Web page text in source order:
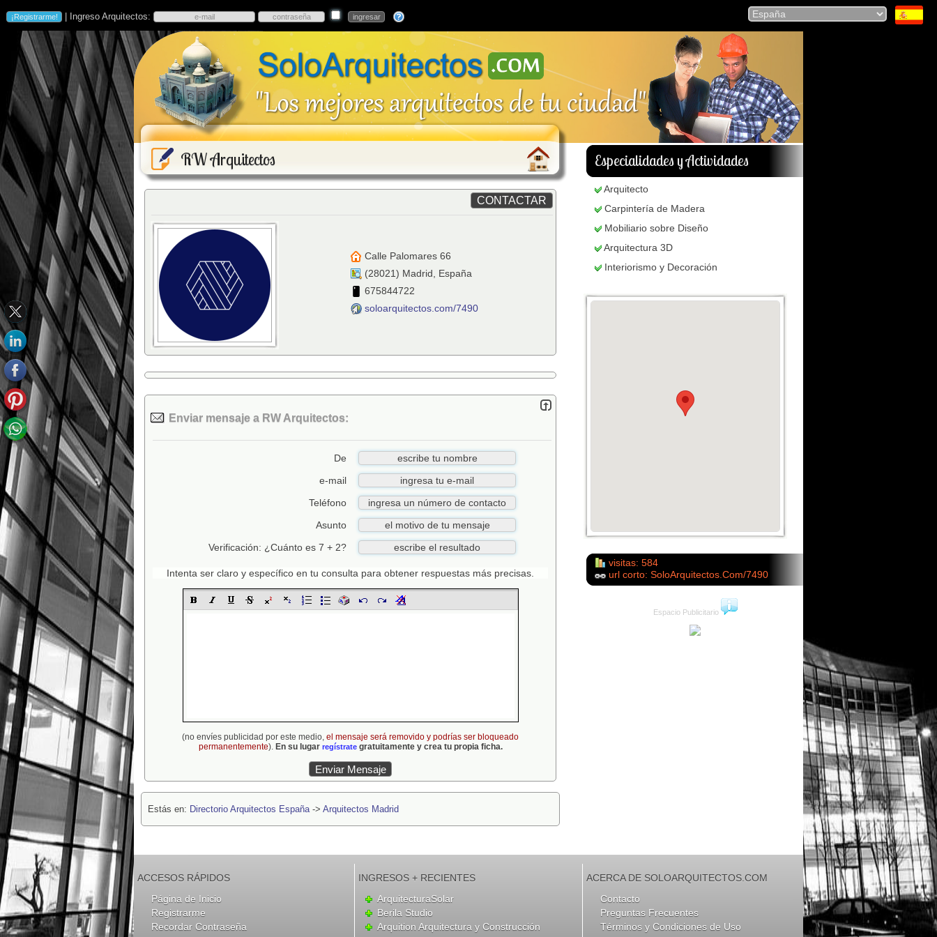
| Ingreso Arquitectos:
RW Arquitectos Especialidades y Actividades
Calle Palomares 66
(28021) Madrid
España
675844722
soloarquitectos.com/7490
Enviar mensaje a RW Arquitectos:
De
e-mail
Teléfono
Asunto
Verificación: ¿Cuánto es 7 + 2?
Intenta ser claro y específico en tu consulta para obtener respuestas más precisas.
(no envíes publicidad por este medio, el mensaje será removido y podrías ser bloqueado
permanentemente). En su lugar regístrategratuitamente y crea tu propia ficha.
Estás en: Directorio Arquitectos España-> Arquitectos Madrid
Arquitecto
Carpintería de Madera
Mobiliario sobre Diseño
Arquitectura 3D
Interiorismo y Decoración
visitas: 584
url corto: SoloArquitectos.Com/7490
Espacio Publicitario
ACCESOS RÁPIDOS
Página de Inicio
Registrarme
Recordar Contraseña
INGRESOS + RECIENTES
ArquitecturaSolar
Berila Studio
Arquition Arquitectura y Construcción
ACERCA DE SOLOARQUITECTOS.COM
Contacto
Preguntas Frecuentes
Términos y Condiciones de Uso